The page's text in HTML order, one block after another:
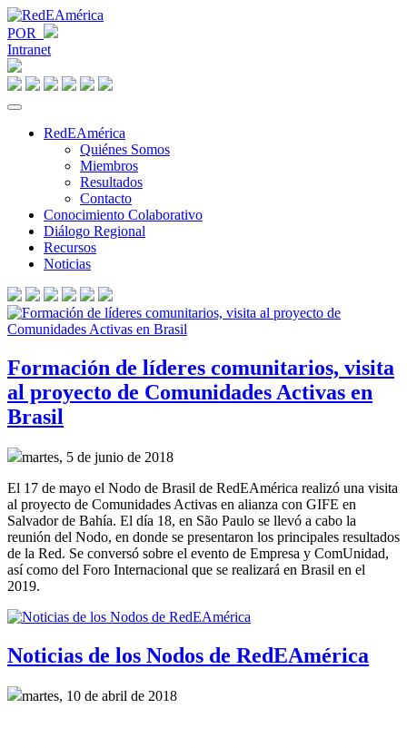
POR
Intranet
RedEAmérica
Quiénes Somos
Miembros
Resultados
Contacto
Conocimiento Colaborativo
Diálogo Regional
Recursos
Noticias
Formación de líderes comunitarios, visita
al proyecto de Comunidades Activas en
Brasil
martes, 5 de junio de 2018
El 17 de mayo el Nodo de Brasil de RedEAmérica realizó una visita
al proyecto de Comunidades Activas en alianza con GIFE en
Salvador de Bahía. El día 18, en São Paulo se llevó a cabo la
reunión del Nodo, en donde se presentaron los principales resultados
de la Red. Se conversó sobre el evento de Empresa y ComUnidad,
así como del Foro Internacional que se realizará en Brasil en el
2019.
Noticias de los Nodos de RedEAmérica
martes, 10 de abril de 2018